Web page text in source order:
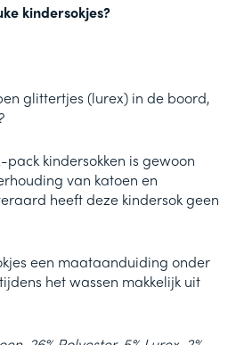
kindersokjes?
glittertjes (lurex) in de boord,
kindersokken is gewoon
van katoen en
heeft deze kindersok geen
een maataanduiding onder
het wassen makkelijk uit